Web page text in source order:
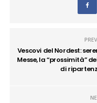
Vescovi del Nordest:
Messe, la “prossimità”
di